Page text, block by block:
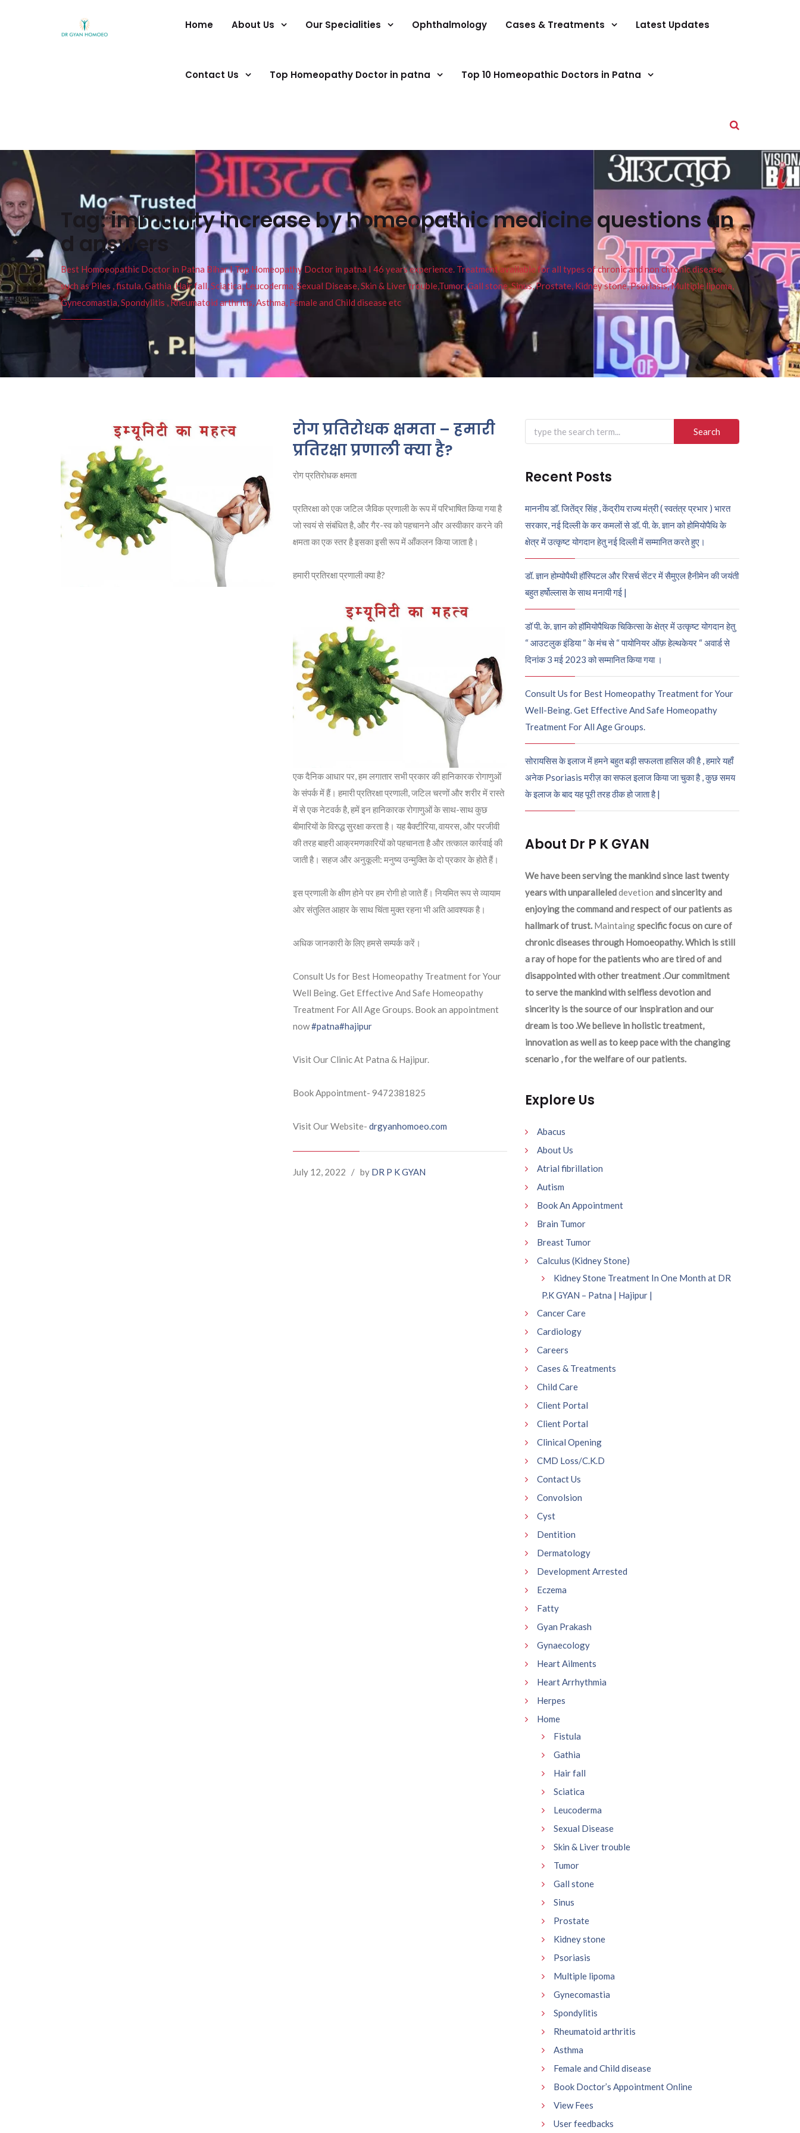
Home About Us Our Specialities Ophthalmology Cases & Treatments Latest Updates
Contact Us Top Homeopathy Doctor in patna Top 10 Homeopathic Doctors in Patna
Tag:immunity increase by homeopathic medicine questions an
d answers
Best Homoeopathic Doctor in Patna Bihar I Top Homeopathy Doctor in patna I 46 years experience. Treatment available for all types of chronic and non chronic disease
such as Piles , fistula, Gathia ,Hair fall, Sciatica, Leucoderma, Sexual Disease, Skin & Liver trouble,Tumor, Gall stone, Sinus, Prostate, Kidney stone, Psoriasis, Multiple lipoma,
Gynecomastia, Spondylitis , Rheumatoid arthritis, Asthma, Female and Child disease etc
रोग प्रतिरोधक क्षमता – हमारी
प्रतिरक्षा प्रणाली क्या है?
रोग प्रतिरोधक क्षमता
प्रतिरक्षा को एक जटिल जैविक प्रणाली के रूप में परिभाषित किया गया है
जो स्वयं से संबंधित है, और गैर-स्व को पहचानने और अस्वीकार करने की
क्षमता का एक स्तर है इसका इसी रूप में आँकलन किया जाता है।
हमारी प्रतिरक्षा प्रणाली क्या है?
एक दैनिक आधार पर, हम लगातार सभी प्रकार की हानिकारक रोगाणुओं
के संपर्क में हैं। हमारी प्रतिरक्षा प्रणाली, जटिल चरणों और शरीर में रास्ते
में से एक नेटवर्क है, हमें इन हानिकारक रोगाणुओं के साथ-साथ कुछ
बीमारियों के विरुद्ध सुरक्षा करता है। यह बैक्टीरिया, वायरस, और परजीवी
की तरह बाहरी आक्रमणकारियों को पहचानता है और तत्काल कार्रवाई की
जाती है। सहज और अनुकूली: मनुष्य उन्मुक्ति के दो प्रकार के होते हैं।
इस प्रणाली के क्षीण होने पर हम रोगी हो जाते हैं। नियमित रूप से व्यायाम
ओर संतुलित आहार के साथ चिंता मुक्त रहना भी अति आवश्यक है।
अधिक जानकारी के लिए हमसे सम्पर्क करें।
Consult Us for Best Homeopathy Treatment for Your
Well Being. Get Effective And Safe Homeopathy
Treatment For All Age Groups. Book an appointment
now#patna#hajipur
Visit Our Clinic At Patna & Hajipur.
Book Appointment- 9472381825
Visit Our Website- drgyanhomoeo.com
July 12, 2022 / by DR P K GYAN
Search
for:
Recent Posts
माननीय डॉ. जितेंद्र सिंह , केंद्रीय राज्य मंत्री ( स्वतंत्र प्रभार ) भारत
सरकार, नई दिल्ली के कर कमलों से डॉ. पी. के. ज्ञान को होमियोपैथि के
क्षेत्र में उत्कृष्ट योगदान हेतु नई दिल्ली में सम्मानित करते हुए।
डॉ. ज्ञान होम्योपैथी हॉस्पिटल और रिसर्च सेंटर में सैमुएल हैनीमेन की जयंती
बहुत हर्षोल्लास के साथ मनायी गई |
डॉ पी. के. ज्ञान को हॉमियोपैथिक चिकित्सा के क्षेत्र में उत्कृष्ट योगदान हेतु
“ आउटलुक इंडिया “ के मंच से “ पायोनियर ऑफ़ हेल्थकेयर “ अवार्ड से
दिनांक 3 मई 2023 को सम्मानित किया गया ।
Consult Us for Best Homeopathy Treatment for Your
Well-Being. Get Effective And Safe Homeopathy
Treatment For All Age Groups.
सोरायसिस के इलाज में हमने बहुत बड़ी सफलता हासिल की है , हमारे यहाँ
अनेक Psoriasis मरीज़ का सफल इलाज किया जा चुका है , कुछ समय
के इलाज के बाद यह पूरी तरह ठीक हो जाता है |
About Dr P K GYAN
We have been serving the mankind since last twenty
years with unparalleleddevetion and sincerity and
enjoying the command and respect of our patients as
hallmark of trust. Maintaingspecific focus on cure of
chronic diseases through Homoeopathy. Which is still
a ray of hope for the patients who are tired of and
disappointed with other treatment .Our commitment
to serve the mankind with selfless devotion and
sincerity is the source of our inspiration and our
dream is too .We believe in holistic treatment,
innovation as well as to keep pace with the changing
scenario , for the welfare of our patients.
Explore Us
Abacus
About Us
Atrial fibrillation
Autism
Book An Appointment
Brain Tumor
Breast Tumor
Calculus (Kidney Stone)
Kidney Stone Treatment In One Month at DR
P.K GYAN – Patna | Hajipur |
Cancer Care
Cardiology
Careers
Cases & Treatments
Child Care
Client Portal
Client Portal
Clinical Opening
CMD Loss/C.K.D
Contact Us
Convolsion
Cyst
Dentition
Dermatology
Development Arrested
Eczema
Fatty
Gyan Prakash
Gynaecology
Heart Ailments
Heart Arrhythmia
Herpes
Home
Fistula
Gathia
Hair fall
Sciatica
Leucoderma
Sexual Disease
Skin & Liver trouble
Tumor
Gall stone
Sinus
Prostate
Kidney stone
Psoriasis
Multiple lipoma
Gynecomastia
Spondylitis
Rheumatoid arthritis
Asthma
Female and Child disease
Book Doctor’s Appointment Online
View Fees
User feedbacks